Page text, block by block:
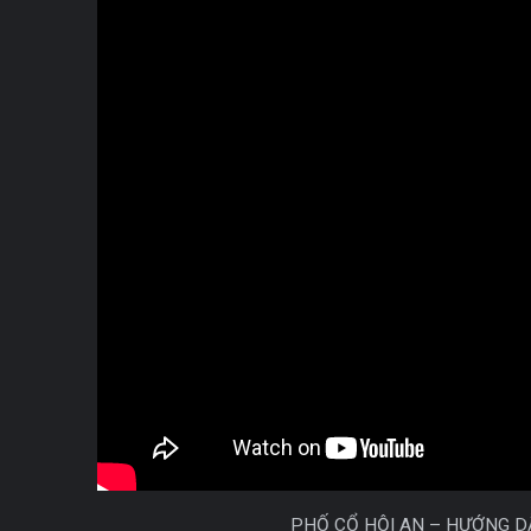
PHỐ CỔ HỘI AN – HƯỚNG